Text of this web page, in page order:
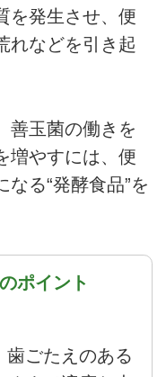
を発生させ、便
れなどを引き起
善玉菌の働きを
増やすには、便
る“発酵食品”を
ポイント
ごたえのある